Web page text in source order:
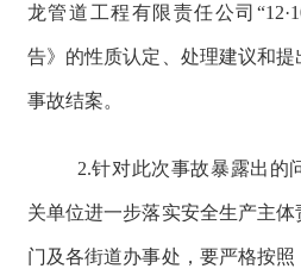
龙管道工程有限责任公司
告》的性质认定、处理建议和
事故结案。
2.针对此次事故暴露出的
关单位进一步落实安全生产主
门及各街道办事处，要严格按